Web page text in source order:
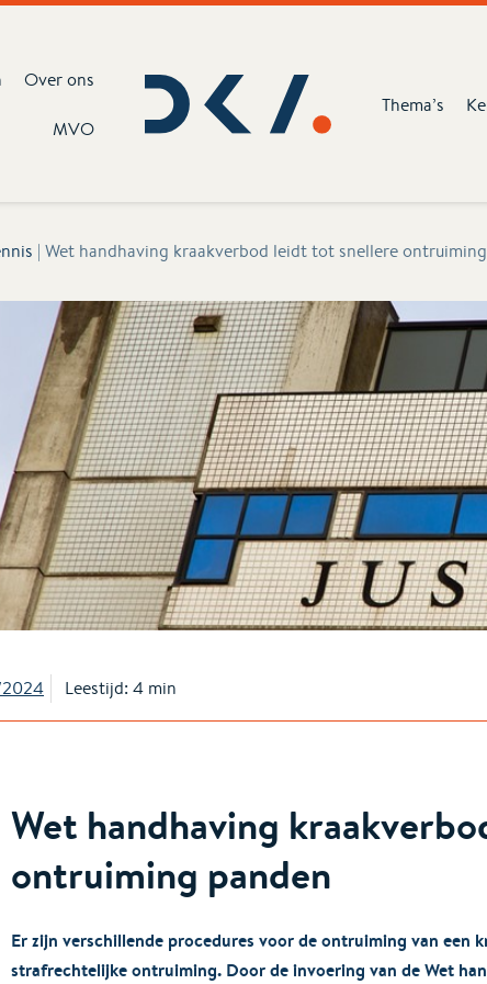
Over ons
MVO
Thema’s
| Wet handhaving kraakverbod leidt tot snellere
2024 Leestijd: 4 min
Wet handhaving
ontruiming panden
Er zijn verschillende procedures voor de ontruiming van een
strafrechtelijke ontruiming. Door de invoering van de Wet